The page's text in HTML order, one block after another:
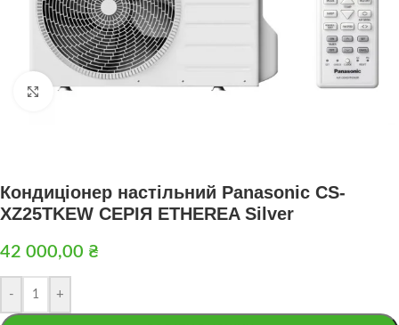
Натисніть, щоб збільшити
Кондиціонер настільний Panasonic CS-
XZ25TKEW СЕРІЯ ETHEREA Silver
42 000,00 ₴
- +